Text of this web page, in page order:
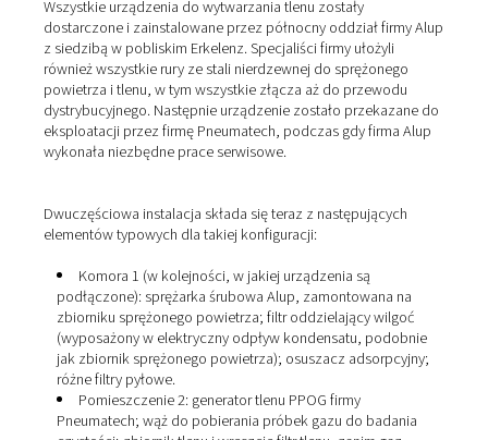
Pneumatech oddziela O2 od innych gazów i
poziomu czystości do 95%. W tym celu generator tlenu
pojemniki, z których każdy jest wypełniony specjalnym
adsorbentem. Oba są zasilane sprężonym powietrzem
przemian adsorpcją tlenu (do granicy nasycenia) i
Zbiornik zasobnika gazu za generatorem zapewnia